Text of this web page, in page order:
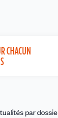
CHACUN
par